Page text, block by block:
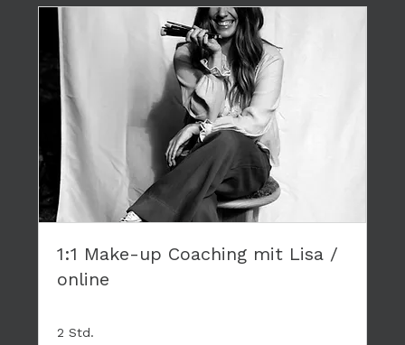
1:1 Make-up Coaching mit Lisa /
online
2 Std.